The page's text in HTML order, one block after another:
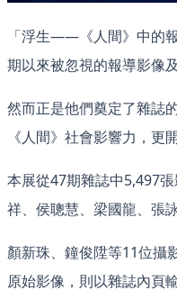
「浮生——《人間》中的
期以來被忽視的報導影像及
然而正是他們奠定了雜誌
《人間》社會影響力，更
本展從47期雜誌中5,497
祥、侯聰慧、梁國龍、張
顏新珠、鐘俊陞等11位攝
原始影像，則以雜誌內頁